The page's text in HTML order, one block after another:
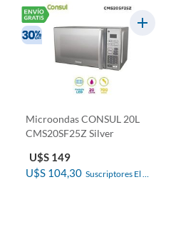
Microondas CONSUL 20L
CMS20SF25Z Silver
U$S 149
U$S 104,30 Suscriptores El